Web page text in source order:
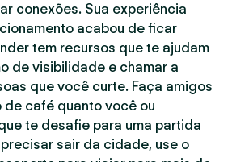
conexões. Sua experiência
acabou de ficar
tem recursos que te ajudam
de visibilidade e chamar a
que você curte. Faça amigos
café quanto você ou
te desafie para uma partida
sair da cidade, use o